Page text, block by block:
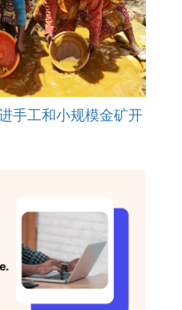
手工和小规模金矿开